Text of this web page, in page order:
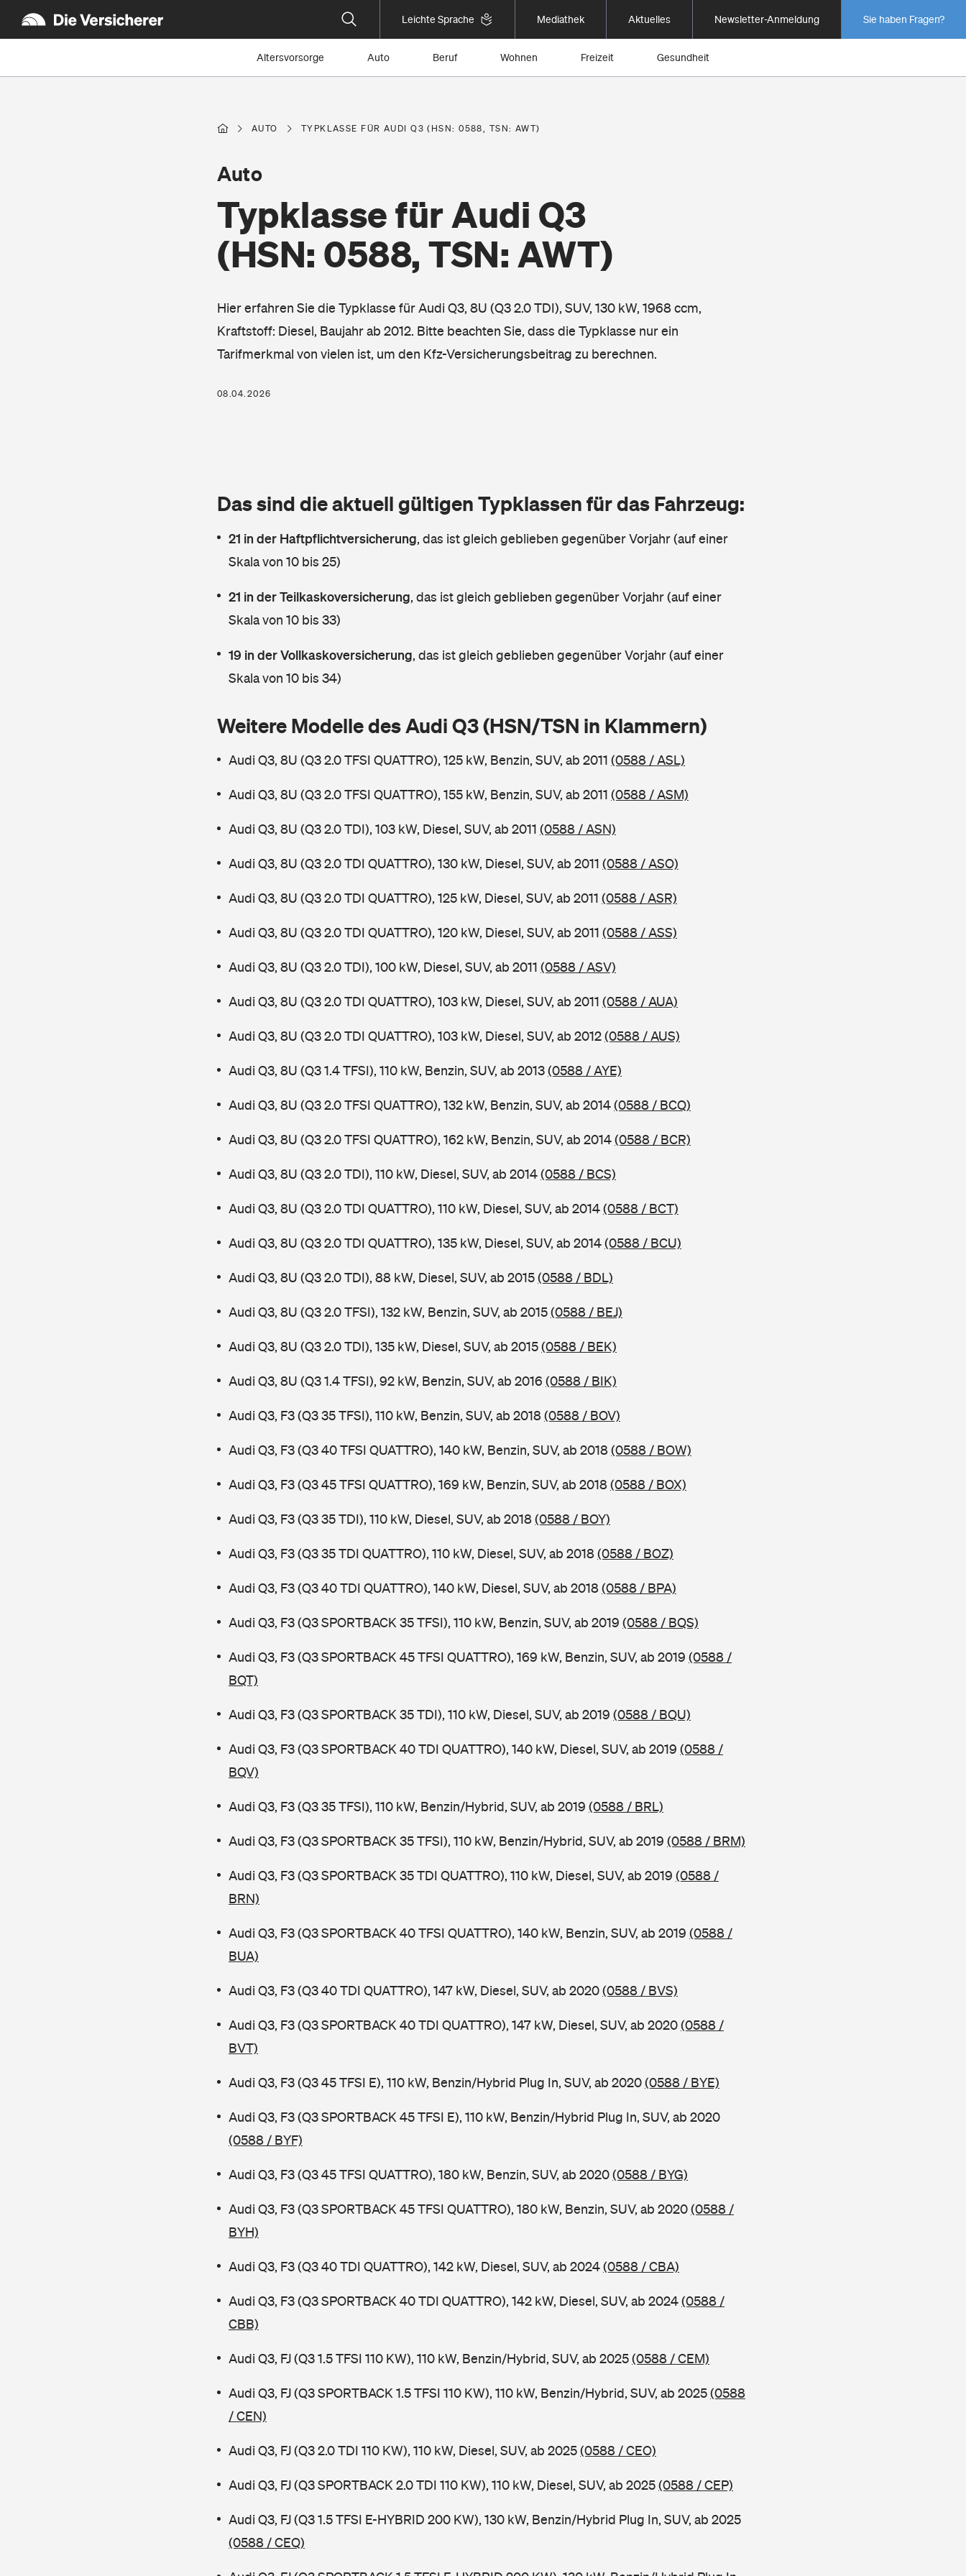
Leichte Sprache Mediathek Aktuelles Newsletter-Anmeldung Sie haben Fragen?
Altersvorsorge Auto Beruf Wohnen Freizeit Gesundheit
AUTO TYPKLASSE FÜR AUDI Q3 (HSN: 0588, TSN: AWT)
Typklasse für Audi Q3
(HSN: 0588, TSN: AWT)
Auto
Hier erfahren Sie die Typklasse für Audi Q3, 8U (Q3 2.0 TDI), SUV, 130 kW, 1968 ccm,
Kraftstoff: Diesel, Baujahr ab 2012. Bitte beachten Sie, dass die Typklasse nur ein
Tarifmerkmal von vielen ist, um den Kfz-Versicherungsbeitrag zu berechnen.
08.04.2026
Das sind die aktuell gültigen Typklassen für das Fahrzeug:
21 in der Haftpflichtversicherung, das ist gleich geblieben gegenüber Vorjahr (auf einer
Skala von 10 bis 25)
21 in der Teilkaskoversicherung, das ist gleich geblieben gegenüber Vorjahr (auf einer
Skala von 10 bis 33)
19 in der Vollkaskoversicherung, das ist gleich geblieben gegenüber Vorjahr (auf einer
Skala von 10 bis 34)
Weitere Modelle des Audi Q3 (HSN/TSN in Klammern)
Audi Q3, 8U (Q3 2.0 TFSI QUATTRO), 125 kW, Benzin, SUV, ab 2011 (0588 / ASL)
Audi Q3, 8U (Q3 2.0 TFSI QUATTRO), 155 kW, Benzin, SUV, ab 2011 (0588 / ASM)
Audi Q3, 8U (Q3 2.0 TDI), 103 kW, Diesel, SUV, ab 2011 (0588 / ASN)
Audi Q3, 8U (Q3 2.0 TDI QUATTRO), 130 kW, Diesel, SUV, ab 2011 (0588 / ASO)
Audi Q3, 8U (Q3 2.0 TDI QUATTRO), 125 kW, Diesel, SUV, ab 2011 (0588 / ASR)
Audi Q3, 8U (Q3 2.0 TDI QUATTRO), 120 kW, Diesel, SUV, ab 2011 (0588 / ASS)
Audi Q3, 8U (Q3 2.0 TDI), 100 kW, Diesel, SUV, ab 2011 (0588 / ASV)
Audi Q3, 8U (Q3 2.0 TDI QUATTRO), 103 kW, Diesel, SUV, ab 2011 (0588 / AUA)
Audi Q3, 8U (Q3 2.0 TDI QUATTRO), 103 kW, Diesel, SUV, ab 2012(0588 / AUS)
Audi Q3, 8U (Q3 1.4 TFSI), 110 kW, Benzin, SUV, ab 2013(0588 / AYE)
Audi Q3, 8U (Q3 2.0 TFSI QUATTRO), 132 kW, Benzin, SUV, ab 2014(0588 / BCQ)
Audi Q3, 8U (Q3 2.0 TFSI QUATTRO), 162 kW, Benzin, SUV, ab 2014(0588 / BCR)
Audi Q3, 8U (Q3 2.0 TDI), 110 kW, Diesel, SUV, ab 2014(0588 / BCS)
Audi Q3, 8U (Q3 2.0 TDI QUATTRO), 110 kW, Diesel, SUV, ab 2014(0588 / BCT)
Audi Q3, 8U (Q3 2.0 TDI QUATTRO), 135 kW, Diesel, SUV, ab 2014(0588 / BCU)
Audi Q3, 8U (Q3 2.0 TDI), 88 kW, Diesel, SUV, ab 2015(0588 / BDL)
Audi Q3, 8U (Q3 2.0 TFSI), 132 kW, Benzin, SUV, ab 2015(0588 / BEJ)
Audi Q3, 8U (Q3 2.0 TDI), 135 kW, Diesel, SUV, ab 2015(0588 / BEK)
Audi Q3, 8U (Q3 1.4 TFSI), 92 kW, Benzin, SUV, ab 2016 (0588 / BIK)
Audi Q3, F3 (Q3 35 TFSI), 110 kW, Benzin, SUV, ab 2018(0588 / BOV)
Audi Q3, F3 (Q3 40 TFSI QUATTRO), 140 kW, Benzin, SUV, ab 2018(0588 / BOW)
Audi Q3, F3 (Q3 45 TFSI QUATTRO), 169 kW, Benzin, SUV, ab 2018(0588 / BOX)
Audi Q3, F3 (Q3 35 TDI), 110 kW, Diesel, SUV, ab 2018(0588 / BOY)
Audi Q3, F3 (Q3 35 TDI QUATTRO), 110 kW, Diesel, SUV, ab 2018(0588 / BOZ)
Audi Q3, F3 (Q3 40 TDI QUATTRO), 140 kW, Diesel, SUV, ab 2018(0588 / BPA)
Audi Q3, F3 (Q3 SPORTBACK 35 TFSI), 110 kW, Benzin, SUV, ab 2019 (0588 / BQS)
Audi Q3, F3 (Q3 SPORTBACK 45 TFSI QUATTRO), 169 kW, Benzin, SUV, ab 2019 (0588 /
BQT)
Audi Q3, F3 (Q3 SPORTBACK 35 TDI), 110 kW, Diesel, SUV, ab 2019 (0588 / BQU)
Audi Q3, F3 (Q3 SPORTBACK 40 TDI QUATTRO), 140 kW, Diesel, SUV, ab 2019 (0588 /
BQV)
Audi Q3, F3 (Q3 35 TFSI), 110 kW, Benzin/Hybrid, SUV, ab 2019 (0588 / BRL)
Audi Q3, F3 (Q3 SPORTBACK 35 TFSI), 110 kW, Benzin/Hybrid, SUV, ab 2019 (0588 / BRM)
Audi Q3, F3 (Q3 SPORTBACK 35 TDI QUATTRO), 110 kW, Diesel, SUV, ab 2019 (0588 /
BRN)
Audi Q3, F3 (Q3 SPORTBACK 40 TFSI QUATTRO), 140 kW, Benzin, SUV, ab 2019 (0588 /
BUA)
Audi Q3, F3 (Q3 40 TDI QUATTRO), 147 kW, Diesel, SUV, ab 2020(0588 / BVS)
Audi Q3, F3 (Q3 SPORTBACK 40 TDI QUATTRO), 147 kW, Diesel, SUV, ab 2020(0588 /
BVT)
Audi Q3, F3 (Q3 45 TFSI E), 110 kW, Benzin/Hybrid Plug In, SUV, ab 2020(0588 / BYE)
Audi Q3, F3 (Q3 SPORTBACK 45 TFSI E), 110 kW, Benzin/Hybrid Plug In, SUV, ab 2020
(0588 / BYF)
Audi Q3, F3 (Q3 45 TFSI QUATTRO), 180 kW, Benzin, SUV, ab 2020(0588 / BYG)
Audi Q3, F3 (Q3 SPORTBACK 45 TFSI QUATTRO), 180 kW, Benzin, SUV, ab 2020(0588 /
BYH)
Audi Q3, F3 (Q3 40 TDI QUATTRO), 142 kW, Diesel, SUV, ab 2024(0588 / CBA)
Audi Q3, F3 (Q3 SPORTBACK 40 TDI QUATTRO), 142 kW, Diesel, SUV, ab 2024(0588 /
CBB)
Audi Q3, FJ (Q3 1.5 TFSI 110 KW), 110 kW, Benzin/Hybrid, SUV, ab 2025(0588 / CEM)
Audi Q3, FJ (Q3 SPORTBACK 1.5 TFSI 110 KW), 110 kW, Benzin/Hybrid, SUV, ab 2025(0588
/ CEN)
Audi Q3, FJ (Q3 2.0 TDI 110 KW), 110 kW, Diesel, SUV, ab 2025(0588 / CEO)
Audi Q3, FJ (Q3 SPORTBACK 2.0 TDI 110 KW), 110 kW, Diesel, SUV, ab 2025(0588 / CEP)
Audi Q3, FJ (Q3 1.5 TFSI E-HYBRID 200 KW), 130 kW, Benzin/Hybrid Plug In, SUV, ab 2025
(0588 / CEQ)